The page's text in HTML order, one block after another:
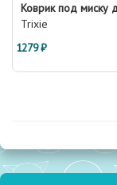
Коврик под миску
Trixie
1279 ₽